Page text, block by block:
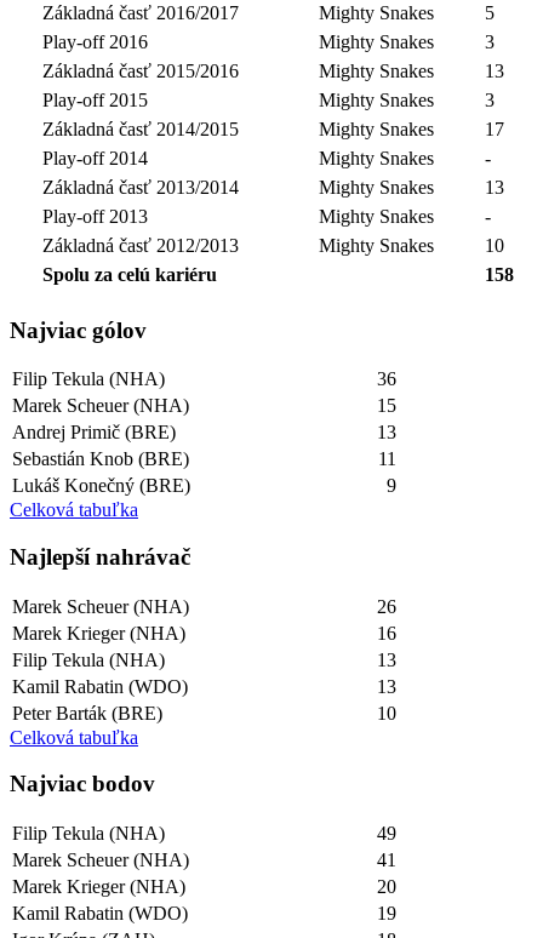
Základná časť 2016/2017
Mighty Snakes
5
Play-off 2016
Mighty Snakes
3
Základná časť 2015/2016
Mighty Snakes
13
Play-off 2015
Mighty Snakes
3
Základná časť 2014/2015
Mighty Snakes
17
Play-off 2014
Mighty Snakes
-
Základná časť 2013/2014
Mighty Snakes
13
Play-off 2013
Mighty Snakes
-
Základná časť 2012/2013
Mighty Snakes
10
Spolu za celú kariéru
158
Najviac gólov
Filip Tekula (NHA)
36
Marek Scheuer (NHA)
15
Andrej Primič (BRE)
13
Sebastián Knob (BRE)
11
Lukáš Konečný (BRE)
9
Celková tabuľka
Najlepší­ nahrávač
Marek Scheuer (NHA)
26
Marek Krieger (NHA)
16
Filip Tekula (NHA)
13
Kamil Rabatin (WDO)
13
Peter Barták (BRE)
10
Celková tabuľka
Najviac bodov
Filip Tekula (NHA)
49
Marek Scheuer (NHA)
41
Marek Krieger (NHA)
20
Kamil Rabatin (WDO)
19